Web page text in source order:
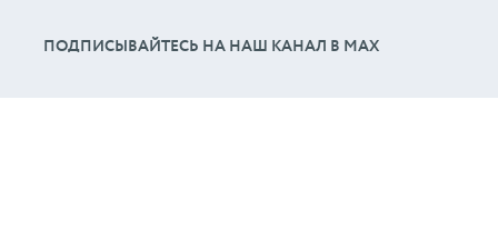
ПОДПИСЫВАЙТЕСЬ НА НАШ КАНАЛ В МАХ